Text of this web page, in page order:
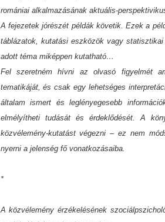
romániai alkalmazásának aktuális-
A fejezetek jórészét példák követik. Ezek a
táblázatok, kutatási eszközök vagy
adott téma miképpen kutatható…
Fel szeretném hívni az olvasó figyelmét
tematikáját, és csak egy lehetséges
általam ismert és leglényegesebb
elmélyítheti tudását és érdeklődését. A
közvélemény-kutatást végezni – ez nem
nyerni a jelenség fő vonatkozásaiba.
*
A közvélemény érzékelésének